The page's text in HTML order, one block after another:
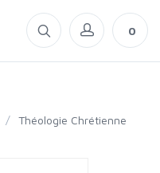
0
/ Théologie Chrétienne